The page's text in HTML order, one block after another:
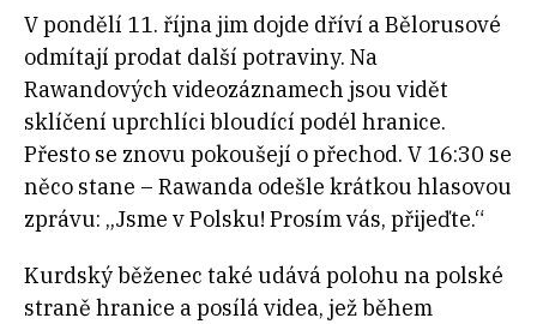
V pondělí 11. října jim dojde dříví a Bělorusové
odmítají prodat další potraviny. Na
Rawandových videozáznamech jsou vidět
sklíčení uprchlíci bloudící podél hranice.
Přesto se znovu pokoušejí o přechod. V 16:30 se
něco stane – Rawanda odešle krátkou hlasovou
zprávu: „Jsme v Polsku! Prosím vás, přijeďte.“
Kurdský běženec také udává polohu na polské
straně hranice a posílá videa, jež během